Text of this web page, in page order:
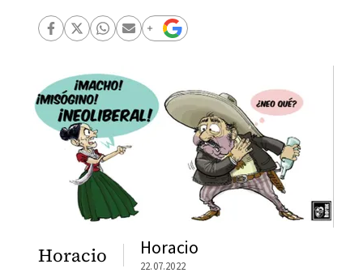
Horacio Horacio
22.07.2022